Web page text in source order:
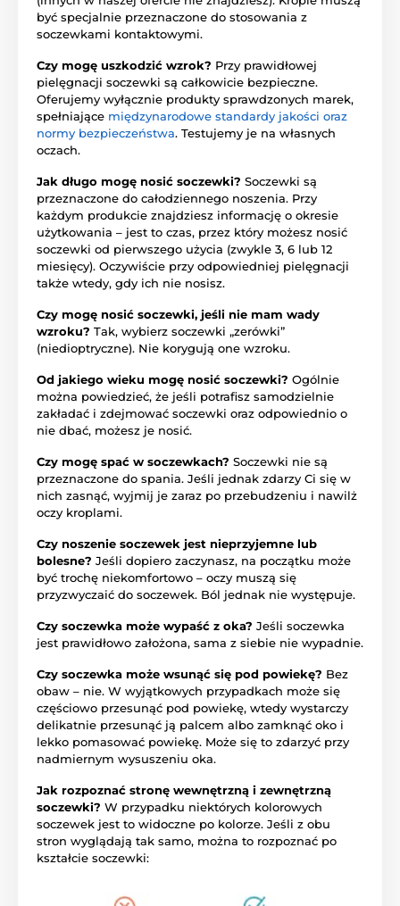
być specjalnie przeznaczone do stosowania z
soczewkami kontaktowymi.
Czy mogę uszkodzić wzrok? Przy prawidłowej
pielęgnacji soczewki są całkowicie bezpieczne.
Oferujemy wyłącznie produkty sprawdzonych marek,
spełniające międzynarodowe standardy jakości oraz
normy bezpieczeństwa. Testujemy je na własnych
oczach.
Jak długo mogę nosić soczewki? Soczewki są
przeznaczone do całodziennego noszenia. Przy
każdym produkcie znajdziesz informację o okresie
użytkowania – jest to czas, przez który możesz nosić
soczewki od pierwszego użycia (zwykle 3, 6 lub 12
miesięcy). Oczywiście przy odpowiedniej pielęgnacji
także wtedy, gdy ich nie nosisz.
Czy mogę nosić soczewki, jeśli nie mam wady
wzroku? Tak, wybierz soczewki „zerówki”
(niedioptryczne). Nie korygują one wzroku.
Od jakiego wieku mogę nosić soczewki? Ogólnie
można powiedzieć, że jeśli potrafisz samodzielnie
zakładać i zdejmować soczewki oraz odpowiednio o
nie dbać, możesz je nosić.
Czy mogę spać w soczewkach? Soczewki nie są
przeznaczone do spania. Jeśli jednak zdarzy Ci się w
nich zasnąć, wyjmij je zaraz po przebudzeniu i nawilż
oczy kroplami.
Czy noszenie soczewek jest nieprzyjemne lub
bolesne? Jeśli dopiero zaczynasz, na początku może
być trochę niekomfortowo – oczy muszą się
przyzwyczaić do soczewek. Ból jednak nie występuje.
Czy soczewka może wypaść z oka? Jeśli soczewka
jest prawidłowo założona, sama z siebie nie wypadnie.
Czy soczewka może wsunąć się pod powiekę? Bez
obaw – nie. W wyjątkowych przypadkach może się
częściowo przesunąć pod powiekę, wtedy wystarczy
delikatnie przesunąć ją palcem albo zamknąć oko i
lekko pomasować powiekę. Może się to zdarzyć przy
nadmiernym wysuszeniu oka.
Jak rozpoznać stronę wewnętrzną i zewnętrzną
soczewki? W przypadku niektórych kolorowych
soczewek jest to widoczne po kolorze. Jeśli z obu
stron wyglądają tak samo, można to rozpoznać po
kształcie soczewki: